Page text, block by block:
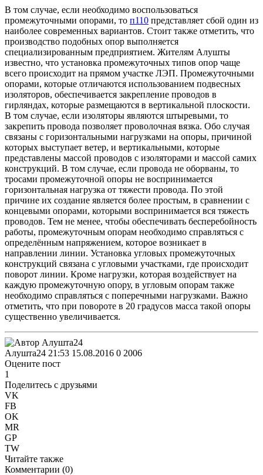
В том случае, если необходимо воспользоваться
промежуточными опорами, то п110 представляет сбой один из
наиболее современных вариантов. Стоит также отметить, что
производство подобных опор выполняется
специализированным предприятием. Жителям Алушты
известно, что установка промежуточных типов опор чаще
всего происходит на прямом участке ЛЭП. Промежуточными
опорами, которые отличаются использованием подвесных
изоляторов, обеспечивается закрепление проводов в
гирляндах, которые размещаются в вертикальной плоскости.
В том случае, если изоляторы являются штыревыми, то
закрепить провода позволяет проволочная вязка. Обо случая
связаны с горизонтальными нагрузками на опоры, причиной
которых выступает ветер, и вертикальными, которые
представлены массой проводов с изоляторами и массой самих
конструкций. В том случае, если провода не оборваны, то
тросами промежуточной опоры не воспринимается
горизонтальная нагрузка от тяжести провода. По этой
причине их создание является более простым, в сравнении с
концевыми опорами, которыми воспринимается вся тяжесть
проводов. Тем не менее, чтобы обеспечивать бесперебойность
работы, промежуточным опорам необходимо справляться с
определённым напряжением, которое возникает в
направлении линии. Установка угловых промежуточных
конструкций связана с угловыми участками, где происходит
поворот линии. Кроме нагрузки, которая воздействует на
каждую промежуточную опору, в угловым опорам также
необходимо справляться с поперечными нагрузками. Важно
отметить, что при повороте в 20 градусов масса такой опоры
существенно увеличивается.
Алушта24 21:53 15.08.2016 0 2006
Оцените пост
1
Поделитесь с друзьями
VK
FB
OK
MR
GP
TW
Читайте также
Комментарии (0)